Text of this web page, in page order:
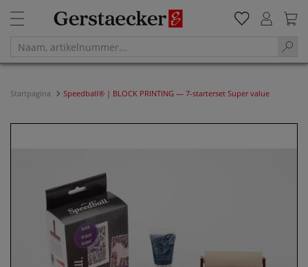
Startpagina Speedball® | BLOCK PRINTING — 7-starterset Super value